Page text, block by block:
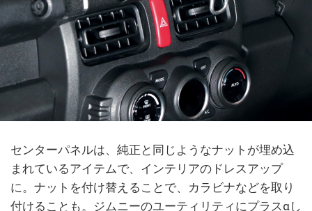
センターパネルは、純正と同じようなナットが埋め込
まれているアイテムで、インテリアのドレスアップ
に。ナットを付け替えることで、カラビナなどを取り
付けることも。ジムニーのユーティリティにプラスαし